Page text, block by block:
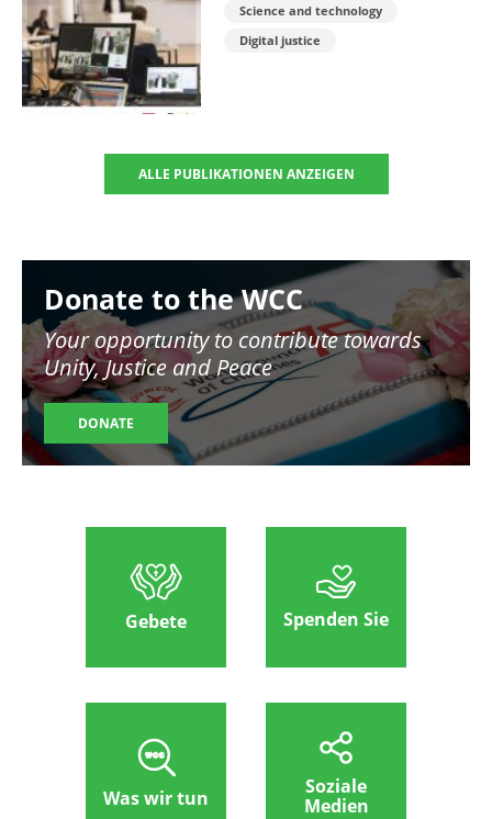
Science and technology
Digital justice
ALLE PUBLIKATIONEN ANZEIGEN
Donate to the WCC
Your opportunity to contribute towards
Unity, Justice and Peace
DONATE
Gebete Spenden Sie
Was wir tun
Soziale
Medien